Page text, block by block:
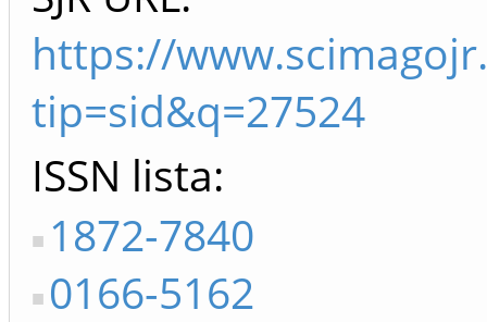
https://
tip=sid&q=27524
ISSN lista
1872-7840
0166-5162